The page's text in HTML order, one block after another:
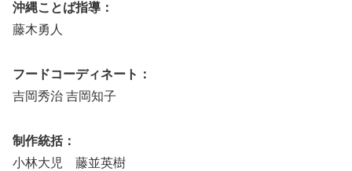
沖縄ことば指導：
藤木勇人
フードコーディネート：
吉岡秀治 吉岡知子
制作統括：
小林大児 藤並英樹